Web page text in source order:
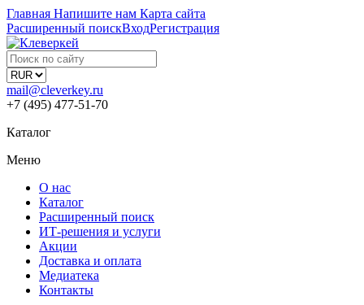
Главная Напишите нам Карта сайта
Расширенный поискВходРегистрация
mail@cleverkey.ru
+7 (495) 477-51-70
Каталог
Меню
О нас
Каталог
Расширенный поиск
ИТ-решения и услуги
Акции
Доставка и оплата
Медиатека
Контакты